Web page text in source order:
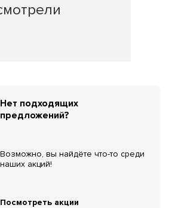
Нет подходящих
предложений?
Возможно, вы найдёте что-то среди
наших акций!
Посмотреть акции